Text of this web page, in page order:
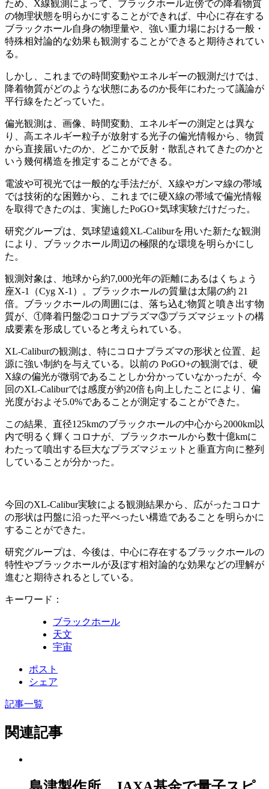
ため、X線観測によって、ブラックホール近傍での降着物質
の物理状態を明らかにすることができれば、中心に存在する
ブラックホール自身の物理量や、強い重力場における一般・
特殊相対論的な効果も観測することができると期待されてい
る。
しかし、これまでの時間変動やエネルギーの観測だけでは、
降着物質がどのような状態にあるのか長年にわたって議論が
平行線をたどっていた。
偏光観測は、画像、時間変動、エネルギーの測定とは異な
り、高エネルギー粒子が放射する光子の偏光情報から、物質
から直接届いたのか、どこかで反射・散乱されてきたのかと
いう幾何構造を推定することができる。
電波や可視光では一般的な手法だが、X線やガンマ線の帯域
では技術的な困難から、これまでに硬X線の帯域で偏光情報
を取得できたのは、実施したPoGO+気球実験だけだった。
研究グループは、気球望遠鏡XL-Caliburを用いた新たな観測
により、ブラックホール周辺の極限的な環境を明らかにし
た。
観測対象は、地球から約7,000光年の距離にあるはくちょう
座X-1（Cyg X-1）。ブラックホールの質量は太陽の約 21
倍。ブラックホールの周囲には、落ち込む物質と噴き出す物
質が、①降着円盤②コロナプラズマ③プラズマジェットの構
成要素を形成していると考えられている。
XL-Caliburの観測は、特にコロナプラズマの形状と位置、起
源に強い制約を与えている。以前の PoGO+の観測では、硬
X線の偏光が微弱であることしか分かっていなかったが、今
回のXL-Caliburでは感度が約20倍も向上したことにより、偏
光度がおよそ5.0%であることが測定することができた。
この結果、直径125kmのブラックホールの中心から2000km以
内で明るく輝くコロナが、ブラックホールから数十億kmに
わたって噴出する巨大なプラズマジェットと垂直方向に整列
していることが分かった。
今回のXL-Calibur実験による観測結果から、広がったコロナ
の形状は円盤に沿った平べったい構造であることを明らかに
することができた。
研究グループは、今後は、中心に存在するブラックホールの
特性やブラックホールが及ぼす相対論的な効果などの理解が
進むと期待されるとしている。
キーワード：
ブラックホール
天文
宇宙
ポスト
シェア
記事一覧
関連記事